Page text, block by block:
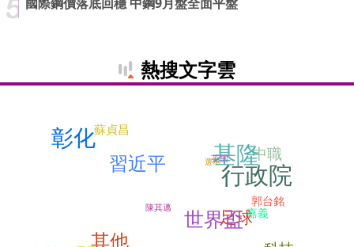
熱搜文字雲
其他
足球
彰化
選舉
嘉義
中職
郭台銘
陳其邁
行政院
蘇貞昌
基隆
英國
世界盃
習近平